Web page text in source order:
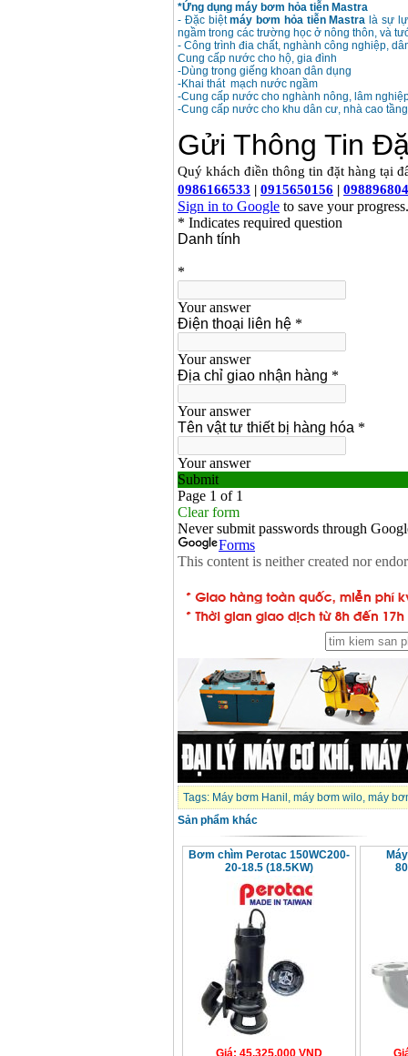
*Ứng dụng máy bơm hỏa tiễn Mastra
- Đặc biệtmáy bơm hỏa tiễn Mastra là sự
ngầm trong các trường học ở nông thôn, và
- Công trình đia chất, nghành công nghiệp,
Cung cấp nước cho hộ, gia đình
-Dùng trong giếng khoan dân dụng
-Khai thát mạch nước ngầm
-Cung cấp nước cho nghành nông, lâm
-Cung cấp nước cho khu dân cư, nhà cao
Tags: Máy bơm Hanil , máy bơm wilo, máy
Sản phẩm khác
Bơm chìm Perotac 150WC200-
20-18.5 (18.5KW)